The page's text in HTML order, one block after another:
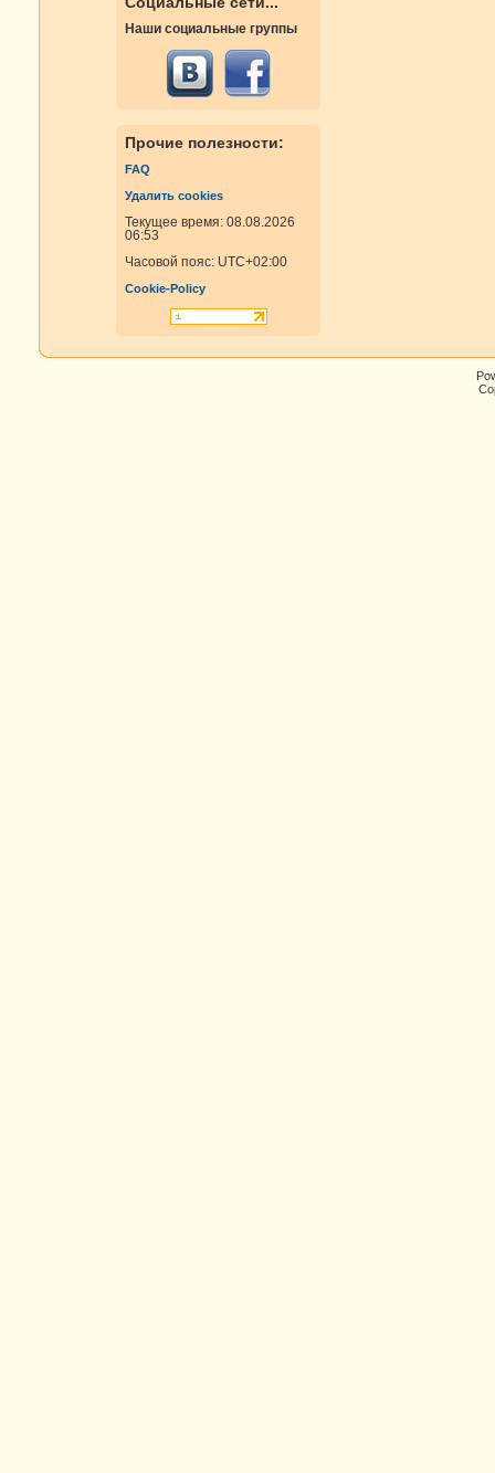
Наши социальные группы
Прочие полезности:
FAQ
Удалить cookies
Текущее время: 08.08.2026
06:53
Часовой пояс: UTC+02:00
Cookie-Policy